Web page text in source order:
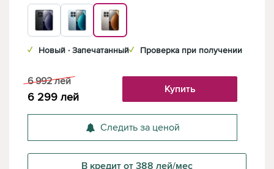
✓ Новый · Запечатанный✓ Проверка при получении
6 992 лей
6 299 лей
Купить
Следить за ценой
В кредит от 388 лей/мес